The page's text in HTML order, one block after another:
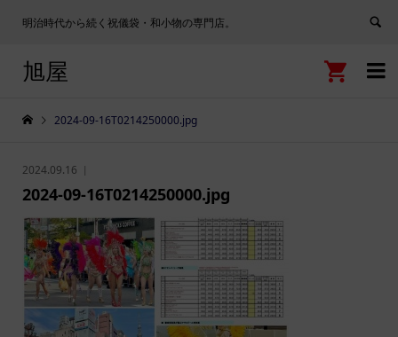
明治時代から続く祝儀袋・和小物の専門店。

旭屋 
2024-09-16T0214250000.jpg
2024.09.16
2024-09-16T0214250000.jpg